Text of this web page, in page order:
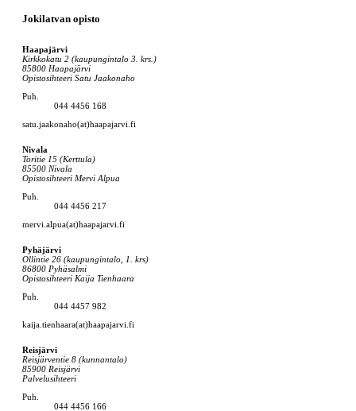
Jokilatvan opisto
Haapajärvi
Kirkkokatu 2 (kaupungintalo 3. krs.)
85800 Haapajärvi
Opistosihteeri Satu Jaakonaho
Puh.
044 4456 168
satu.jaakonaho(at)haapajarvi.fi
Nivala
Toritie 15 (Kerttula)
85500 Nivala
Opistosihteeri Mervi Alpua
Puh.
044 4456 217
mervi.alpua(at)haapajarvi.fi
Pyhäjärvi
Ollintie 26 (kaupungintalo, 1. krs)
86800 Pyhäsalmi
Opistosihteeri Kaija Tienhaara
Puh.
044 4457 982
kaija.tienhaara(at)haapajarvi.fi
Reisjärvi
Reisjärventie 8 (kunnantalo)
85900 Reisjärvi
Palvelusihteeri
Puh.
044 4456 166